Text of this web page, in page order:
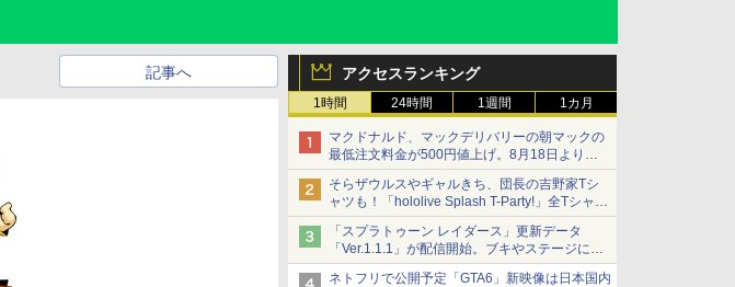
アクセスランキング
1時間 24時間 1週間 1カ月
マクドナルド、マックデリバリーの朝マックの
最低注文料金が500円値上げ。8月18日より
1,500円から受付
そらザウルスやギャルきち、団長の吉野家Tシ
ャツも！「hololive Splash T-Party!」全Tシャツ
ラインナップ公開＆オンライン販売開始
「スプラトゥーン レイダース」更新データ
「Ver.1.1.1」が配信開始。ブキやステージに関
する不具合を修正
ネトフリで公開予定「GTA6」新映像は日本国内
記事へ